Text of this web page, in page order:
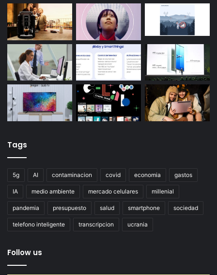
Tags
5g AI contaminacion covid economia gastos
IA medio ambiente mercado celulares millenial
pandemia presupuesto salud smartphone sociedad
telefono inteligente transcripcion ucrania
Follow us